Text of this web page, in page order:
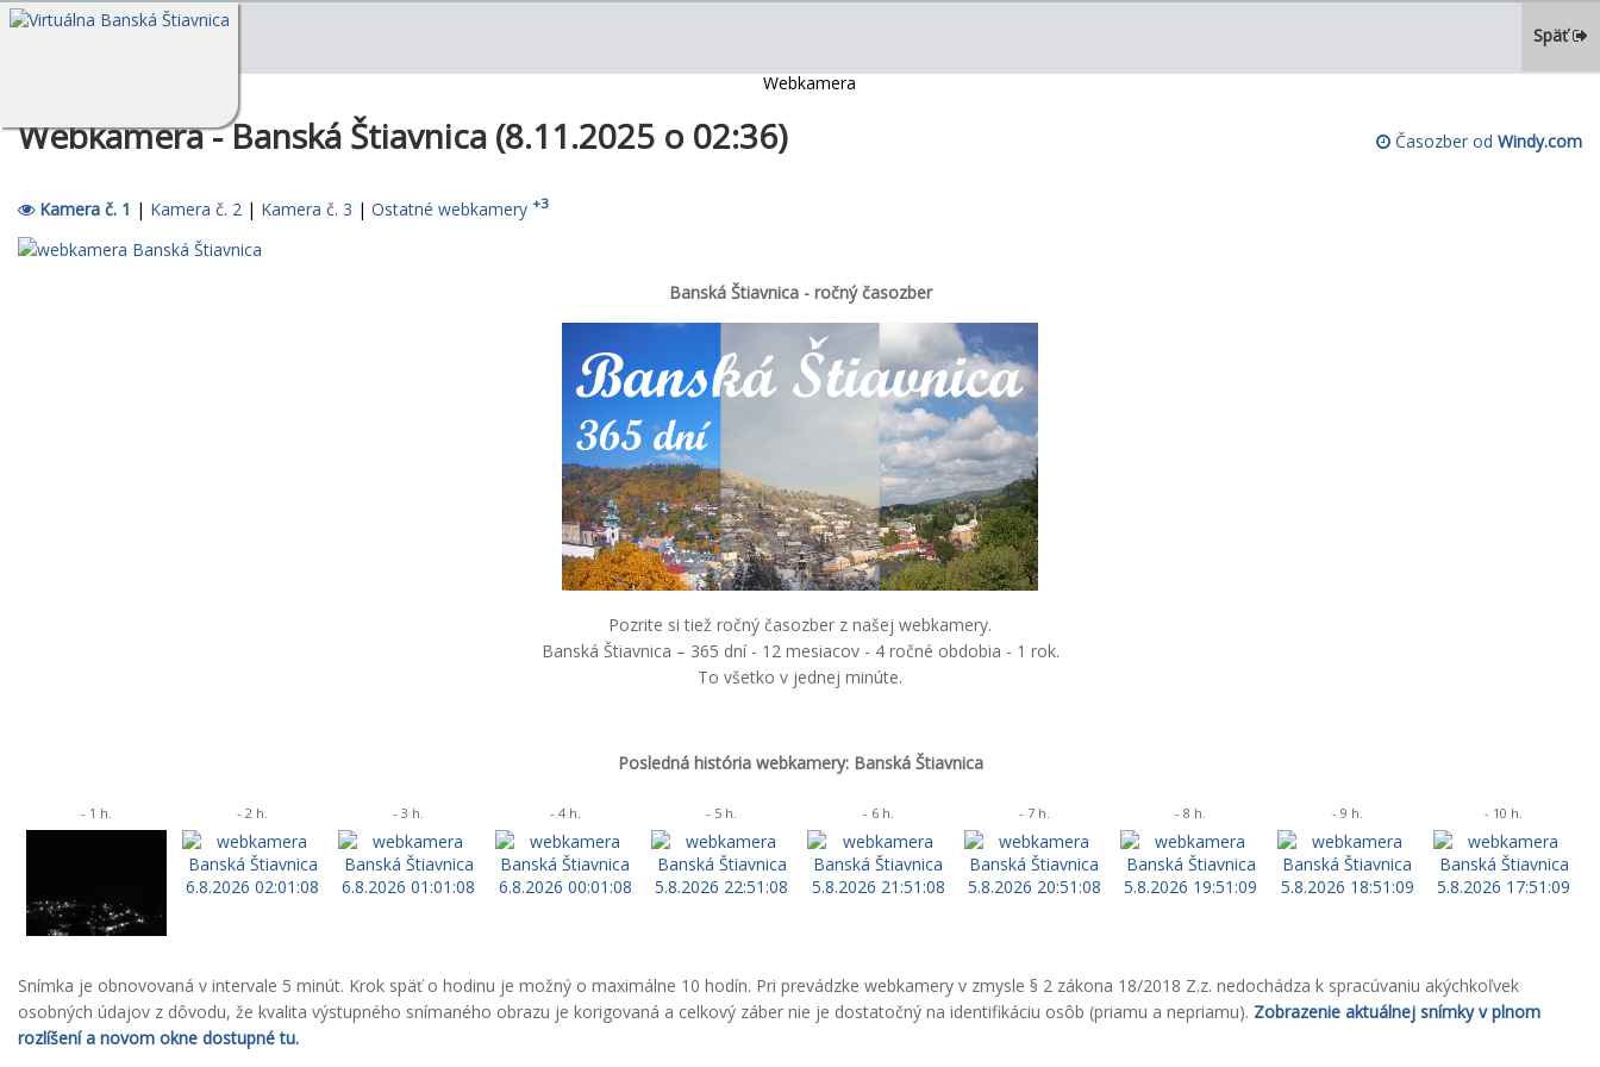
Späť
Webkamera - Banská Štiavnica (8.11.2025 o 02:36) Časozber od Windy.com
Kamera č. 1 | Kamera č. 2 | Kamera č. 3 | Ostatné webkamery +3
Banská Štiavnica - ročný časozber
Pozrite si tiež ročný časozber z našej webkamery.
Banská Štiavnica – 365 dní - 12 mesiacov - 4 ročné obdobia - 1 rok.
To všetko v jednej minúte.
Posledná história webkamery: Banská Štiavnica
- 1 h. - 2 h. - 3 h. - 4 h. - 5 h. - 6 h. - 7 h. - 8 h. - 9 h. - 10 h.
Snímka je obnovovaná v intervale 5 minút. Krok späť o hodinu je možný o maximálne 10 hodín. Pri prevádzke webkamery v zmysle § 2 zákona 18/2018 Z.z. nedochádza k spracúvaniu akýchkoľvek
osobných údajov z dôvodu, že kvalita výstupného snímaného obrazu je korigovaná a celkový záber nie je dostatočný na identifikáciu osôb (priamu a nepriamu). Zobrazenie aktuálnej snímky v plnom
rozlíšení a novom okne dostupné tu.